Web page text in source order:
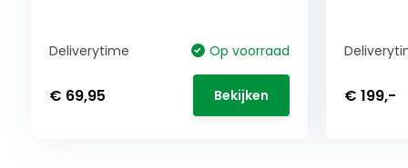
Deliverytime Op voorraad
€ 69,95 Bekijken € 199,-